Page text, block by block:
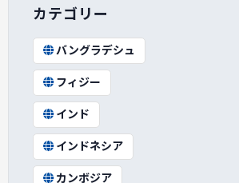
カテゴリー
バングラデシュ
フィジー
インド
インドネシア
カンボジア